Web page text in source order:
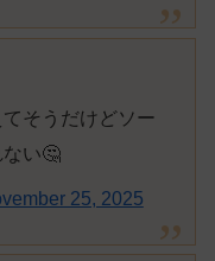
そうだけどソー
い🤔
25, 2025